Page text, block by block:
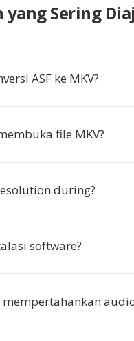
yang Sering
ASF ke MKV?
file MKV?
during?
software?